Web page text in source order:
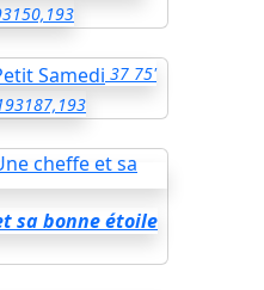
150,193
37 75'
187,193
sa bonne étoile